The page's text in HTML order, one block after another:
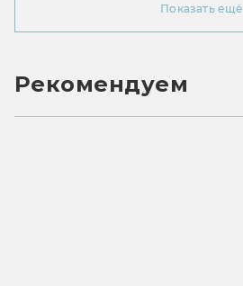
Показать ещё
Рекомендуем